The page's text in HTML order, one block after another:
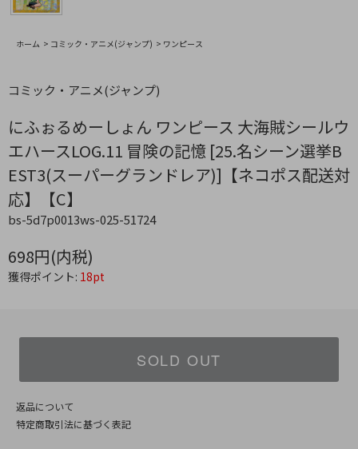
ホーム > コミック・アニメ(ジャンプ) > ワンピース
コミック・アニメ(ジャンプ)
にふぉるめーしょん ワンピース 大海賊シールウ
エハースLOG.11 冒険の記憶 [25.名シーン選挙B
EST3(スーパーグランドレア)]【ネコポス配送対
応】【C】
bs-5d7p0013ws-025-51724
698円(内税)
獲得ポイント: 18pt
SOLD OUT
返品について
特定商取引法に基づく表記